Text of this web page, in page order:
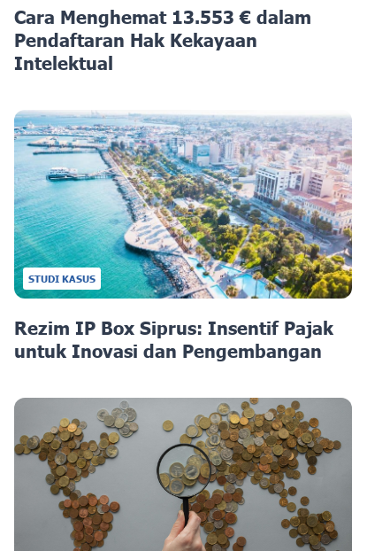
Cara Menghemat 13.553 € dalam
Pendaftaran Hak Kekayaan
Intelektual
STUDI KASUS
Rezim IP Box Siprus: Insentif Pajak
untuk Inovasi dan Pengembangan